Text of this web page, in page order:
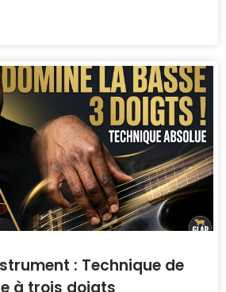
: Technique de